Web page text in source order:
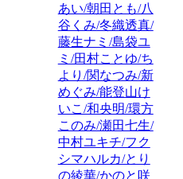
あい/朝田とも/八
谷くみ/冬織透真/
藤生ナミ/島袋ユ
ミ/田村ことゆ/ち
より/関なつみ/新
めぐみ/能登山け
いこ/和央明/環方
このみ/瀬田七生/
中村ユキチ/フク
シマハルカ/とり
の綾華/かのと咲